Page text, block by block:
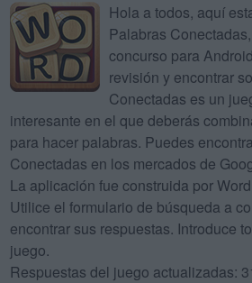
Hola a todos, aquí
Palabras
concurso para
revisión y encontrar
Conectadas es un
interesante en el que deberás
para hacer palabras. Puedes
Conectadas en los mercados de
La aplicación fue construida por
Utilice el formulario de búsqueda a
encontrar sus respuestas. Introduce
juego.
Respuestas del juego actualizadas: